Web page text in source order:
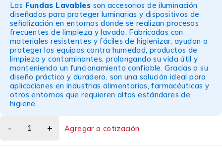
Las Fundas Lavables son accesorios de iluminación
diseñados para proteger luminarias y dispositivos de
señalización en entornos donde se realizan procesos
frecuentes de limpieza y lavado. Fabricadas con
materiales resistentes y fáciles de higienizar, ayudan a
proteger los equipos contra humedad, productos de
limpieza y contaminantes, prolongando su vida útil y
manteniendo un funcionamiento confiable. Gracias a su
diseño práctico y duradero, son una solución ideal para
aplicaciones en industrias alimentarias, farmacéuticas y
otros entornos que requieren altos estándares de
higiene.
Agregar a cotización